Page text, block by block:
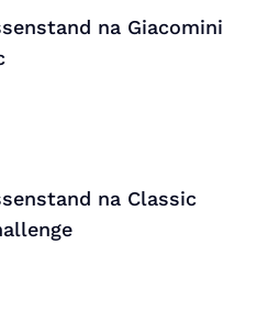
na Giacomini
na Classic